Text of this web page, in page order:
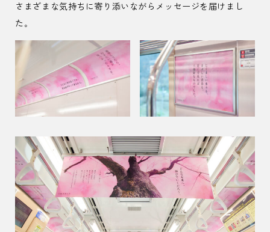
さまざまな気持ちに寄り添いながらメッセージを届けまし
た。